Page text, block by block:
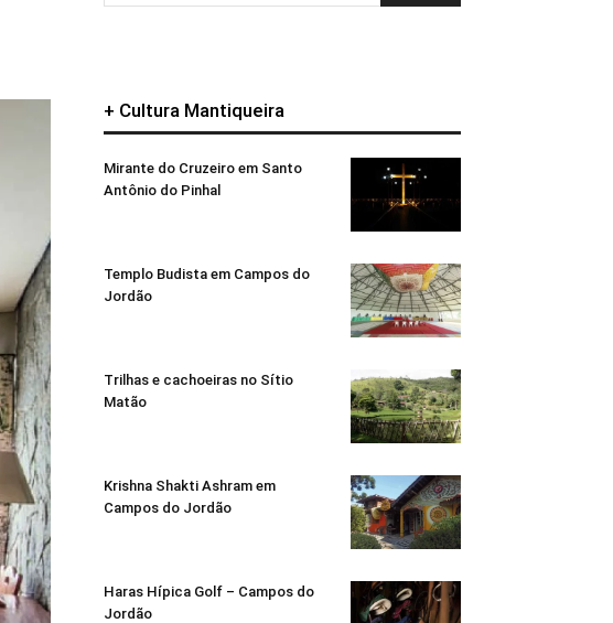
+ Cultura Mantiqueira
Mirante do Cruzeiro em Santo
Antônio do Pinhal
Templo Budista em Campos do
Jordão
Trilhas e cachoeiras no Sítio
Matão
Krishna Shakti Ashram em
Campos do Jordão
Haras Hípica Golf – Campos do
Jordão